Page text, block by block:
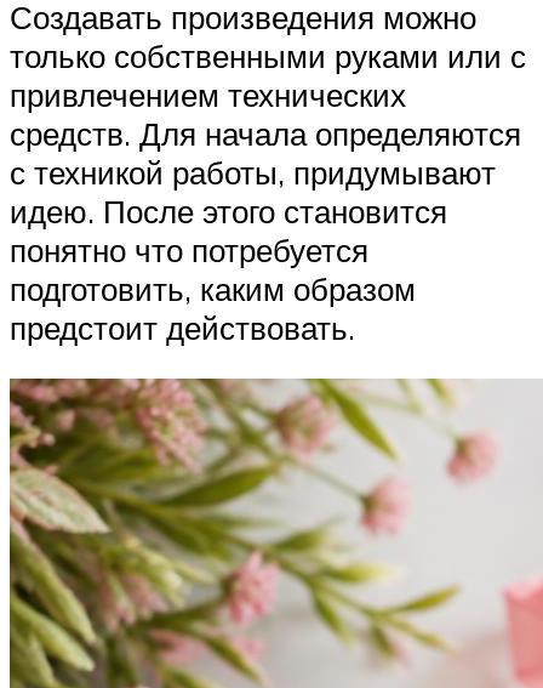
Создавать произведения можно
только собственными руками или с
привлечением технических
средств. Для начала определяются
с техникой работы, придумывают
идею. После этого становится
понятно что потребуется
подготовить, каким образом
предстоит действовать.